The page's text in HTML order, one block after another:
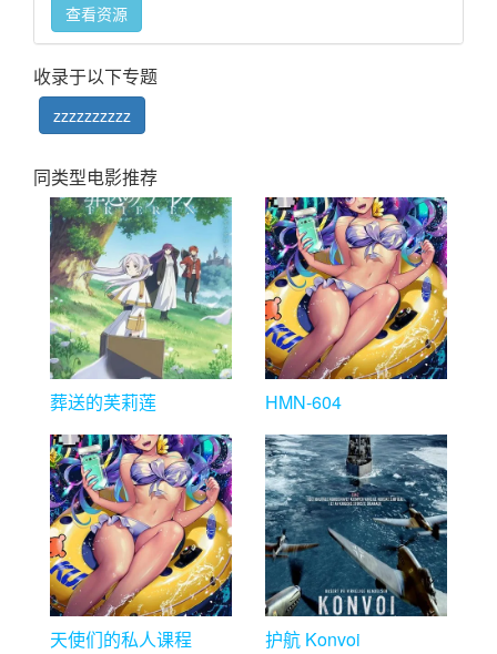
查看资源
收录于以下专题
zzzzzzzzzz
同类型电影推荐
葬送的芙莉莲 HMN-604
天使们的私人课程 护航 Konvoi